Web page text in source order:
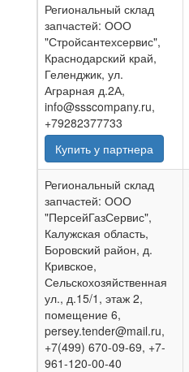
Региональный склад
запчастей: ООО
"Стройсантехсервис",
Краснодарский край,
Геленджик, ул.
Аграрная д.2А,
info@ssscompany.ru,
+79282377733
Купить у партнера
Региональный склад
запчастей: ООО
"ПерсейГазСервис",
Калужская область,
Боровский район, д.
Кривское,
Сельскохозяйственная
ул., д.15/1, этаж 2,
помещение 6,
persey.tender@mail.ru,
+7(499) 670-09-69, +7-
961-120-00-40